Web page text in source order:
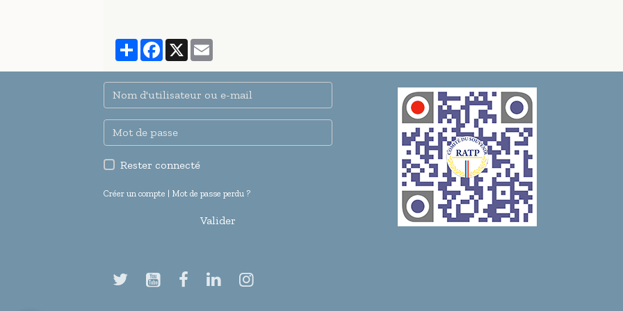
PartagerFacebook
X
Rester connecté
Créer un compte | Mot de passe perdu ?
Valider